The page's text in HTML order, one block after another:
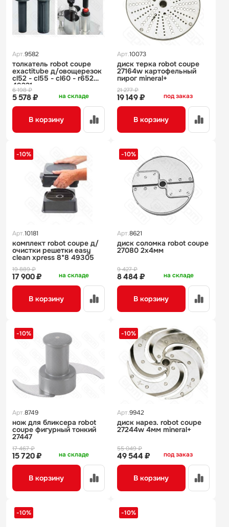
Арт.9582
толкатель robot coupe
exactitube д/овощерезок
cl52 - cl55 - cl60 - r652
49221
на складе
5 578 ₽
6 198 ₽
В корзину
Арт.10073
диск терка robot coupe
27164w картофельный
пирог mineral+
под заказ
19 149 ₽
21 277 ₽
В корзину
-10%
Арт.10181
комплект robot coupe д/
очистки решетки easy
clean xpress 8*8 49305
на складе
17 900 ₽
19 889 ₽
В корзину
-10%
Арт.8621
диск соломка robot coupe
27080 2х4мм
на складе
8 484 ₽
9 427 ₽
В корзину
-10%
Арт.8749
нож для бликсера robot
coupe фигурный тонкий
27447
на складе
15 720 ₽
17 467 ₽
В корзину
-10%
Арт.9942
диск нарез. robot coupe
27244w 4мм mineral+
под заказ
49 544 ₽
55 049 ₽
В корзину
-10% -10%